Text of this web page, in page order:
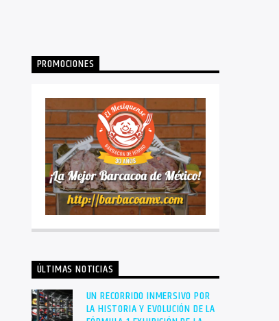
PROMOCIONES
ÚLTIMAS NOTICIAS
UN RECORRIDO INMERSIVO POR
LA HISTORIA Y EVOLUCIÓN DE LA